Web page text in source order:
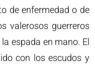
de enfermedad o de
valerosos guerreros
espada en mano. El
con los escudos y